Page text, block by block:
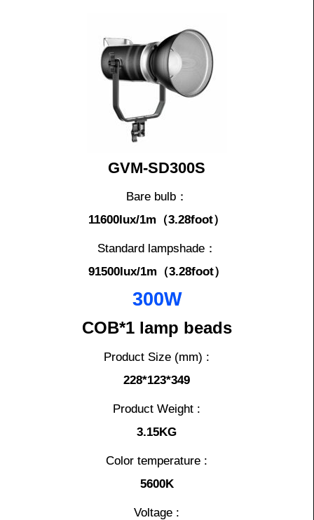
GVM-SD300S
Bare bulb：
11600lux/1m（3.28foot）
Standard lampshade：
91500lux/1m（3.28foot）
300W
COB*1 lamp beads
Product Size (mm) :
228*123*349
Product Weight :
3.15KG
Color temperature :
5600K
Voltage :